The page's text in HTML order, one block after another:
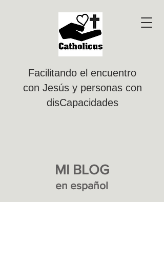
Facilitando el encuentro
con Jesús y personas con
disCapacidades
MI BLOG
en español